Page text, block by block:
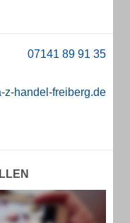
z-handel-freiberg.de